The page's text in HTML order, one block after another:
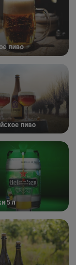
пиво
пиво
5 л